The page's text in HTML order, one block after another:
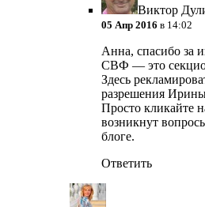
Виктор
05 Апр 2016 в 14:02
Анна, спасибо за
СВФ — это
Здесь
разрешения
Просто кликайте
возникнут
блоге.
Ответить